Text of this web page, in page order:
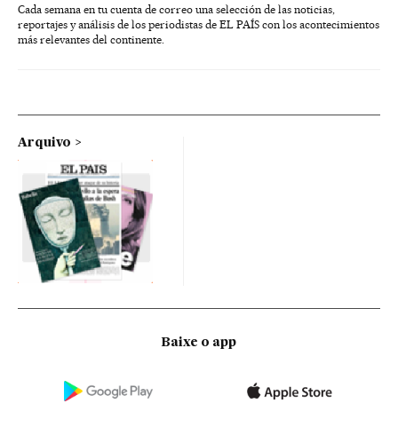
Cada semana en tu cuenta de correo una selección de las noticias,
reportajes y análisis de los periodistas de EL PAÍS con los acontecimientos
más relevantes del continente.
Arquivo
Baixe o app